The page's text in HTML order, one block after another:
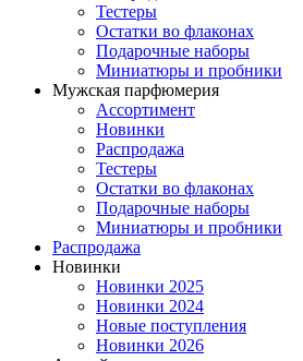
Тестеры
Остатки во флаконах
Подарочные наборы
Миниатюры и пробники
Мужская парфюмерия
Ассортимент
Новинки
Распродажа
Тестеры
Остатки во флаконах
Подарочные наборы
Миниатюры и пробники
Распродажа
Новинки
Новинки 2025
Новинки 2024
Новые поступления
Новинки 2026